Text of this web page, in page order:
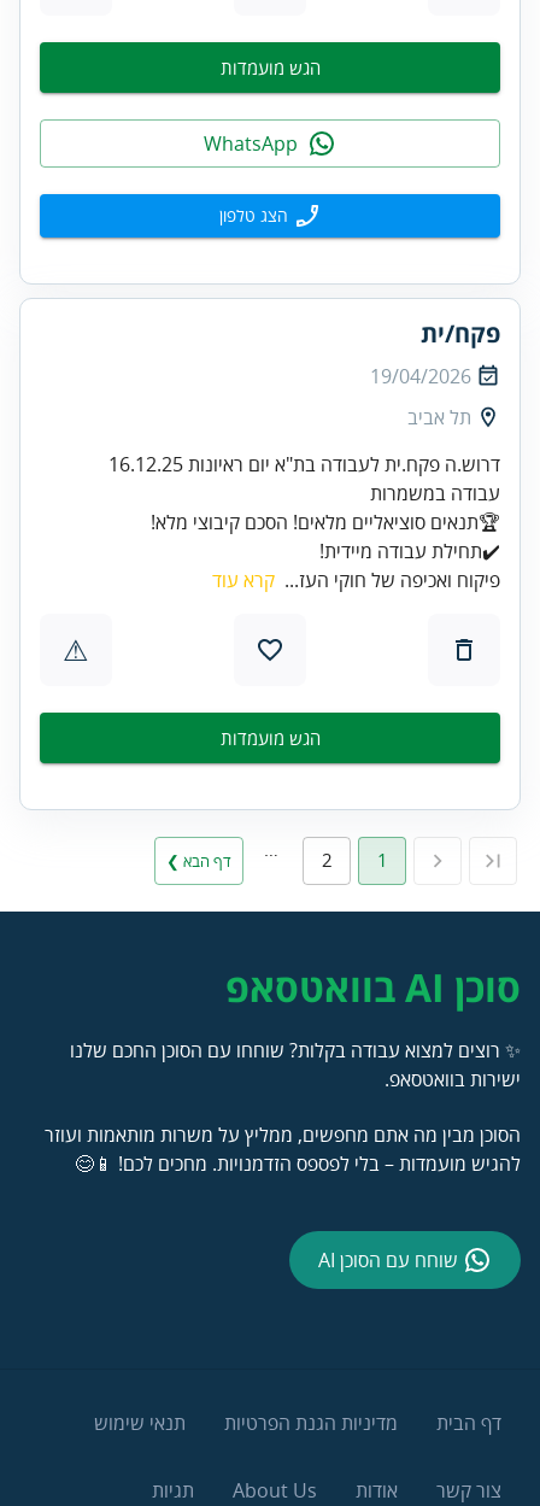
הגש מועמדות
הצג טלפון
פקח/ית
19/04/2026
תל אביב
✔️תחילת עבודה מיידית!
פיקוח ואכיפה של חוקי העז... קרא עוד
⚠
הגש מועמדות
1
2 דף הבא ❯
סוכן AI בוואטסאפ
✨ רוצים למצוא עבודה בקלות? שוחחו עם הסוכן החכם שלנו
ישירות בוואטסאפ.
הסוכן מבין מה אתם מחפשים, ממליץ על משרות מותאמות ועוזר
להגיש מועמדות – בלי לפספס הזדמנויות. מחכים לכם! 📱😊
שוחח עם הסוכן AI
דף הבית מדיניות הגנת הפרטיות תנאי שימוש
צור קשר אודות About Us תגיות